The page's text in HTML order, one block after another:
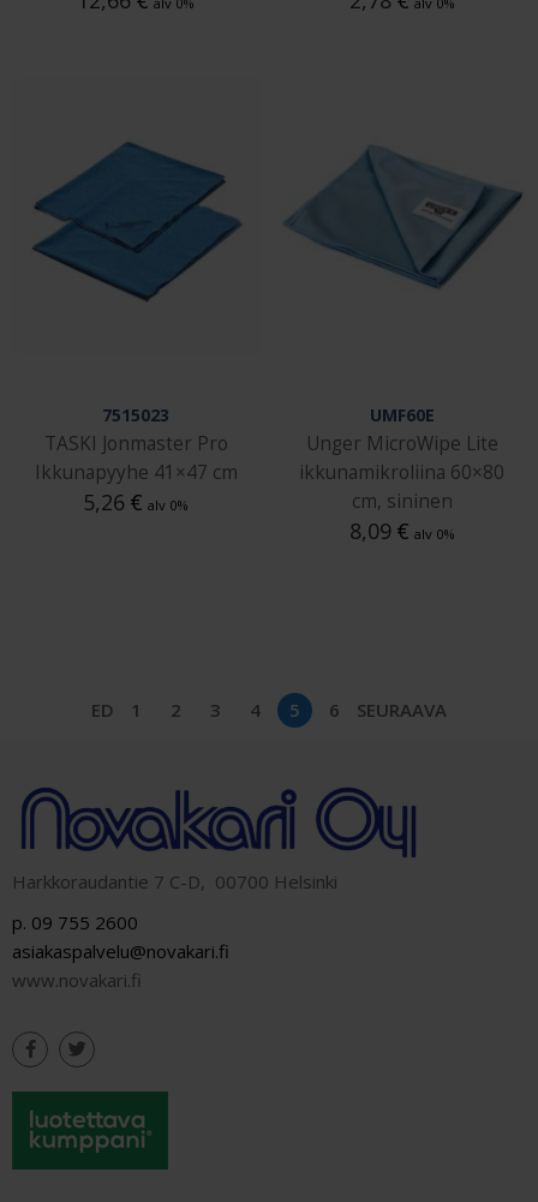
7515023
TASKI Jonmaster Pro
Ikkunapyyhe 41×47 cm
5,26 € alv 0%
UMF60E
Unger MicroWipe Lite
ikkunamikroliina 60×80
cm, sininen
8,09 € alv 0%
ED 1 2 3 4 5 6 SEURAAVA
Harkkoraudantie 7 C-D, 00700 Helsinki
p. 09 755 2600
asiakaspalvelu@novakari.fi
www.novakari.fi